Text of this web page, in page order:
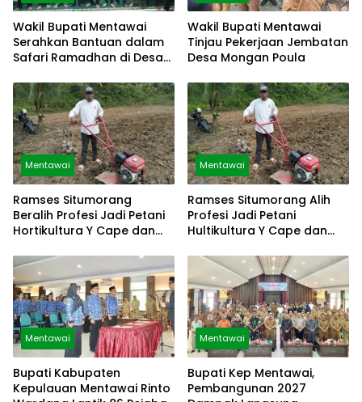
Wakil Bupati Mentawai
Serahkan Bantuan dalam
Safari Ramadhan di Desa
Wakil Bupati Mentawai
Tinjau Pekerjaan Jembatan
Desa Mongan Poula
Mentawai
Ramses Situmorang
Beralih Profesi Jadi Petani
Hortikultura Y Cape dan
Mentawai
Ramses Situmorang Alih
Profesi Jadi Petani
Hultikultura Y Cape dan
Mentawai
Bupati Kabupaten
Kepulauan Mentawai Rinto
Mentawai
Bupati Kep Mentawai,
Pembangunan 2027